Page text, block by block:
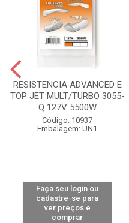
RESISTENCIA ADVANCED E
TOP JET MULT/TURBO 3055-
Q 127V 5500W
Código: 10937
Embalagem: UN1
Faça seu login ou
cadastre-se para
ver preços e
comprar